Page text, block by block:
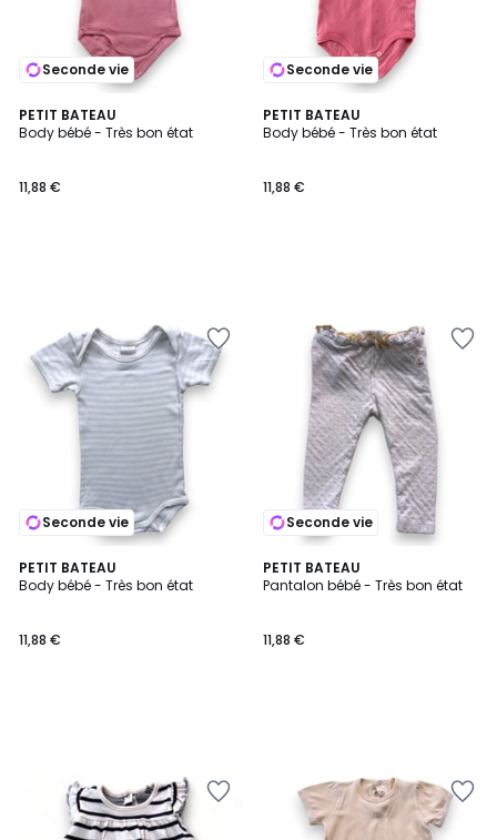
Seconde vie
PETIT BATEAU
Body bébé - Très bon état
11,88 €
Seconde vie
PETIT BATEAU
Body bébé - Très bon état
11,88 €
Seconde vie
PETIT BATEAU
Body bébé - Très bon état
11,88 €
Seconde vie
PETIT BATEAU
Pantalon bébé - Très bon état
11,88 €